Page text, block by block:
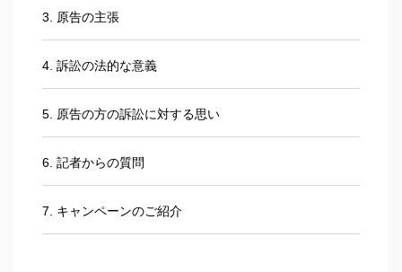
3. 原告の主張
4. 訴訟の法的な意義
5. 原告の方の訴訟に対する思い
6. 記者からの質問
7. キャンペーンのご紹介